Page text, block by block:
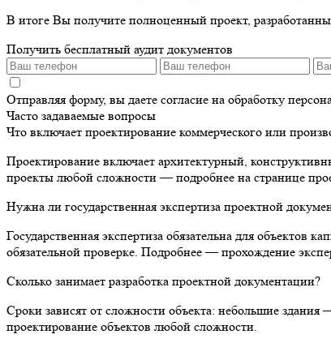
В итоге Вы получите полноценный проект,
Получить бесплатный аудит документов
Отправляя форму, вы даете согласие на обработку
Часто задаваемые вопросы
Что включает проектирование коммерческого или
Проектирование включает архитектурный,
проекты любой сложности — подробнее на странице
Нужна ли государственная экспертиза проектной
Государственная экспертиза обязательна для
обязательной проверке. Подробнее — прохождение
Сколько занимает разработка проектной документации?
Сроки зависят от сложности объекта: небольшие
проектирование объектов любой сложности.